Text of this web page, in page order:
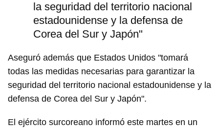
la seguridad del territorio nacional
estadounidense y la defensa de
Corea del Sur y Japón"
Aseguró además que Estados Unidos "tomará
todas las medidas necesarias para garantizar la
seguridad del territorio nacional estadounidense y la
defensa de Corea del Sur y Japón".
El ejército surcoreano informó este martes en un